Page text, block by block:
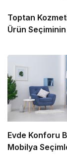
Toptan
Ürün
Evde Konforu
Mobilya